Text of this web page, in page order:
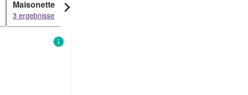
Maisonette
3 ergebnisse